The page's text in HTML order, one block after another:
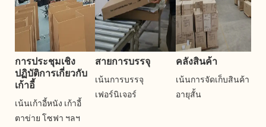
การประชุมเชิง
ปฏิบัติการเกี่ยวกับ
เก้าอี้
เน้นเก้าอี้หนัง เก้าอี้
ตาข่าย โซฟา ฯลฯ
สายการบรรจุ
เน้นการบรรจุ
เฟอร์นิเจอร์
คลังสินค้า
เน้นการจัดเก็บสินค้า
อายุสั้น